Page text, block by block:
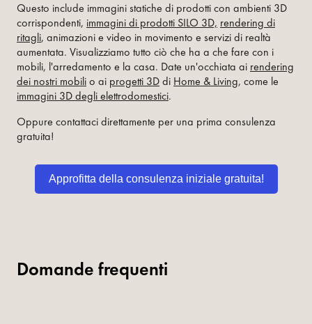
Questo include immagini statiche di prodotti con ambienti 3D
corrispondenti, immagini di prodotti SILO 3D, rendering di
ritagli, animazioni e video in movimento e servizi di realtà
aumentata. Visualizziamo tutto ciò che ha a che fare con i
mobili, l'arredamento e la casa. Date un'occhiata ai rendering
dei nostri mobilio ai progetti 3Ddi Home & Living, come le
immagini 3D degli elettrodomestici.
Oppure contattaci direttamente per una prima consulenza
gratuita!
Approfitta della consulenza iniziale gratuita!
Domande frequenti